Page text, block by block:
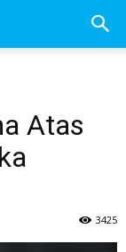
Atas
3425